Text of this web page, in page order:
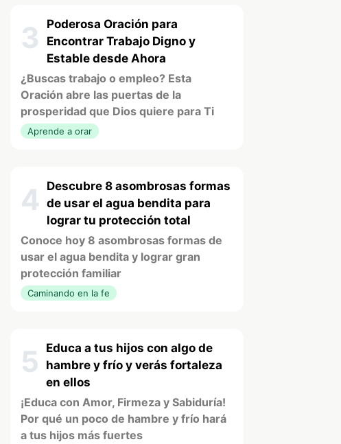
3
Poderosa Oración para
Encontrar Trabajo Digno y
Estable desde Ahora
¿Buscas trabajo o empleo? Esta
Oración abre las puertas de la
prosperidad que Dios quiere para Ti
Aprende a orar
4
Descubre 8 asombrosas formas
de usar el agua bendita para
lograr tu protección total
Conoce hoy 8 asombrosas formas de
usar el agua bendita y lograr gran
protección familiar
Caminando en la fe
5
Educa a tus hijos con algo de
hambre y frío y verás fortaleza
en ellos
¡Educa con Amor, Firmeza y Sabiduría!
Por qué un poco de hambre y frío hará
a tus hijos más fuertes